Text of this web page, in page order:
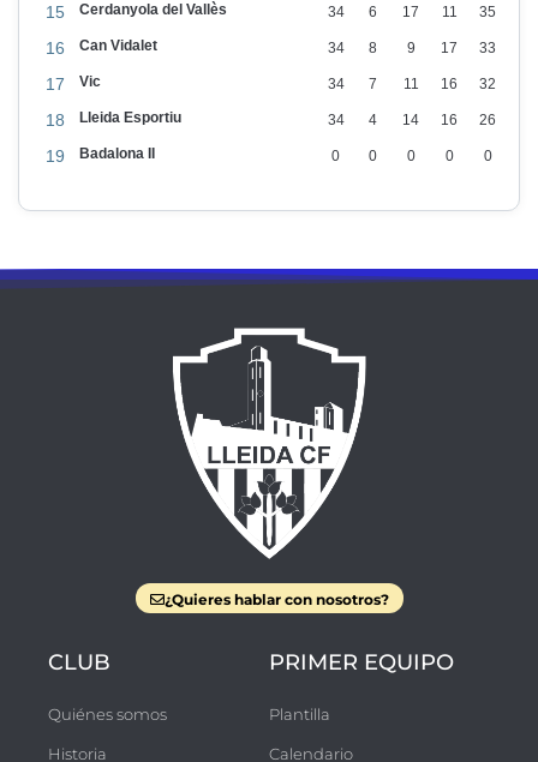
15 Cerdanyola del Vallès 34 6 17 11 35
16 Can Vidalet 34 8 9 17 33
17 Vic 34 7 11 16 32
18 Lleida Esportiu 34 4 14 16 26
19 Badalona II 0 0 0 0 0
¿Quieres hablar con nosotros?
CLUB
Quiénes somos
Historia
PRIMER EQUIPO
Plantilla
Calendario